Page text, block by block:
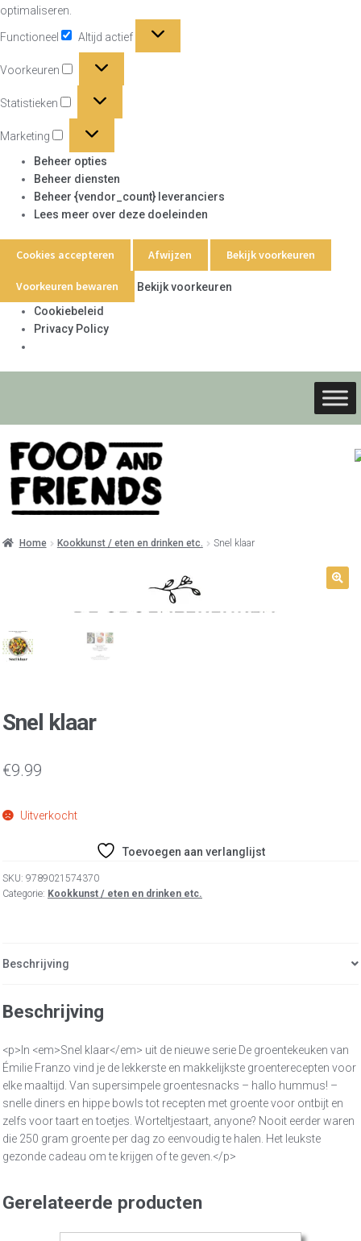
optimaliseren.
Functioneel Altijd actief
Voorkeuren
Statistieken
Marketing
Marketing
Beheer opties
Beheer diensten
Beheer {vendor_count} leveranciers
Lees meer over deze doeleinden
Cookies accepteren Afwijzen Bekijk voorkeuren
Voorkeuren bewaren
Bekijk voorkeuren
Cookiebeleid
Privacy Policy
Ga
door
naar
Ga
naar
de
Home Kookkunst / eten en drinken etc. Snel klaar
Snel klaar
€9.99
Uitverkocht
Toevoegen aan verlanglijst
SKU: 9789021574370
Categorie: Kookkunst / eten en drinken etc.
Beschrijving
Beschrijving
<p>In <em>Snel klaar</em> uit de nieuwe serie De groentekeuken van
Émilie Franzo vind je de lekkerste en makkelijkste groenterecepten voor
elke maaltijd. Van supersimpele groentesnacks – hallo hummus! –
snelle diners en hippe bowls tot recepten met groente voor ontbijt en
zelfs voor taart en toetjes. Worteltjestaart, anyone? Nooit eerder waren
die 250 gram groente per dag zo eenvoudig te halen. Het leukste
gezonde cadeau om te krijgen of te geven.</p>
Gerelateerde producten